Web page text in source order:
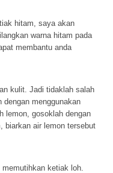
hitam, saya akan
warna hitam pada
membantu anda
kulit. Jadi tidaklah salah
dengan menggunakan
lemon, gosoklah dengan
biarkan air lemon tersebut
ketiak loh.